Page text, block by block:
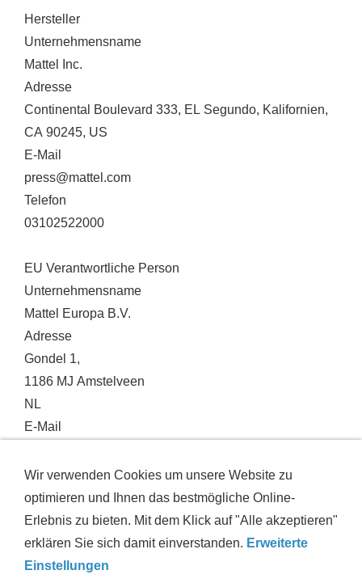
Hersteller
Unternehmensname
Mattel Inc.
Adresse
Continental Boulevard 333, EL Segundo, Kalifornien,
CA 90245, US
E-Mail
press@mattel.com
Telefon
03102522000
EU Verantwortliche Person
Unternehmensname
Mattel Europa B.V.
Adresse
Gondel 1,
1186 MJ Amstelveen
NL
E-Mail
Telefon
608-836-4848
WIDERRUFSRECHT
Wir verwenden Cookies um unsere Website zu
optimieren und Ihnen das bestmögliche Online-
Erlebnis zu bieten. Mit dem Klick auf "Alle akzeptieren"
erklären Sie sich damit einverstanden. Erweiterte
Einstellungen